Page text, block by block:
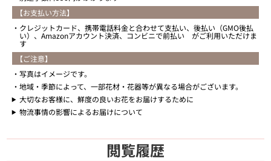
【お支払い方法】
クレジットカード、携帯電話料金と合わせて支払い、後払い（GMO後払
い）、Amazonアカウント決済、コンビニで前払い がご利用いただけま
す
【ご注意】
写真はイメージです。
地域・季節によって、一部花材・花器等が異なる場合がございます。
大切なお客様に、鮮度の良いお花をお届けするために
物流事情の影響によるお届けについて
閲覧履歴